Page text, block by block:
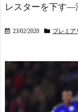
レスターを下す
23/02/2020 プレミア